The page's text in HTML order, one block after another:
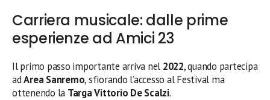
Carriera musicale: dalle prime
esperienze ad Amici 23
Il primo passo importante arriva nel 2022, quando partecipa
adArea Sanremo, sfiorando l’accesso al Festival ma
ottenendo la Targa Vittorio De Scalzi.